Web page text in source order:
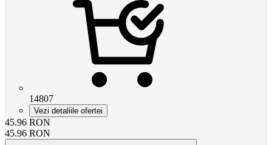
14807
Vezi detaliile ofertei
45.96 RON
45.96 RON